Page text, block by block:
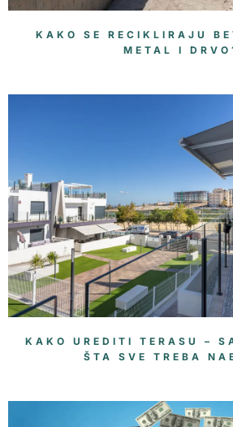
KAKO SE RECIKLIRAJU
METAL I
KAKO UREDITI TERASU –
ŠTA SVE TREBA